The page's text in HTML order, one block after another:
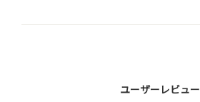
ユーザーレビュー